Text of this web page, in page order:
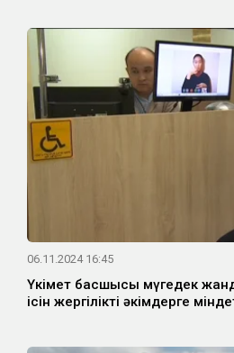
06.11.2024 16:45
Үкімет басшысы мүгедек
ісін жергілікті әкімдерге